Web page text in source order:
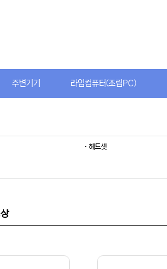
주변기기 라임컴퓨터(조립PC)
· 헤드셋